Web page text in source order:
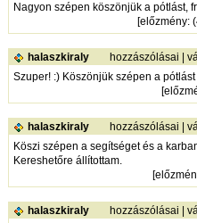
Nagyon szépen köszönjük a pótlást,
[előzmény:
halaszkiraly hozzászólásai |
Szuper! :) Köszönjük szépen a
[
halaszkiraly hozzászólásai |
Köszi szépen a segítséget és a
Kereshetőre állítottam.
[
halaszkiraly hozzászólásai |